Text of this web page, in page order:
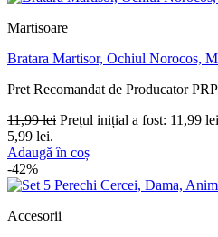
Martisoare
Bratara Martisor, Ochiul Norocos,
Pret Recomandat de Producator
11,99lei Prețul inițial a fost: 11,99
5,99 lei.
Adaugă în coș
-42%
Accesorii